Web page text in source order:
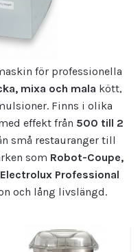
för professionella
mixa och mala kött,
Finns i olika
effekt från 500 till 2
små restauranger till
som Robot-Coupe,
Professional
och lång livslängd.